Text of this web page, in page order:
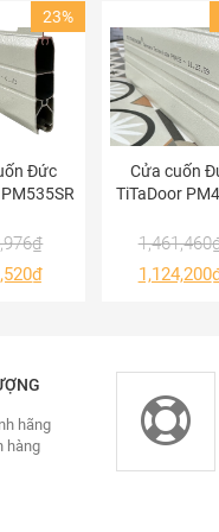
tự
23%
Đức
₫
₫
Cửa cuốn
TiTaDoor
1,461,460
1,124,200
hãng
hàng